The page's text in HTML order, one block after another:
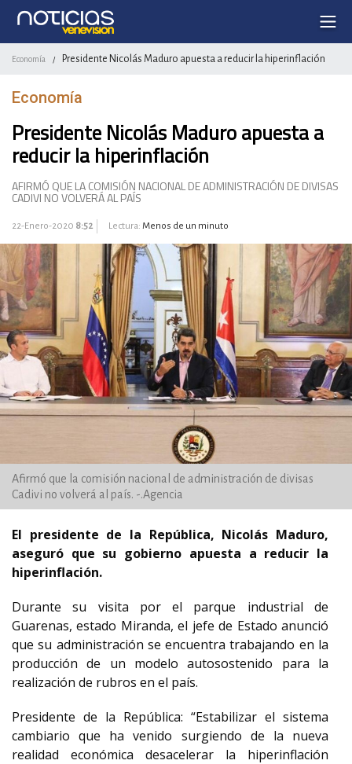
Economía / Presidente Nicolás Maduro apuesta a reducir la hiperinflación
Economía
Presidente Nicolás Maduro apuesta a
reducir la hiperinflación
AFIRMÓ QUE LA COMISIÓN NACIONAL DE ADMINISTRACIÓN DE DIVISAS
CADIVI NO VOLVERÁ AL PAÍS
22-Enero-2020 8:52 Lectura: Menos de un minuto
Afirmó que la comisión nacional de administración de divisas
Cadivi no volverá al país. -.Agencia
El presidente de la República, Nicolás Maduro,
aseguró que su gobierno apuesta a reducir la
hiperinflación.
Durante su visita por el parque industrial de
Guarenas, estado Miranda, el jefe de Estado anunció
que su administración se encuentra trabajando en la
producción de un modelo autosostenido para la
realización de rubros en el país.
Presidente de la República: “Estabilizar el sistema
cambiario que ha venido surgiendo de la nueva
realidad económica desacelerar la hiperinflación